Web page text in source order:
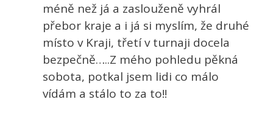
méně než já a zaslouženě vyhrál
přebor kraje a i já si myslím, že druhé
místo v Kraji, třetí v turnaji docela
bezpečně…..Z mého pohledu pěkná
sobota, potkal jsem lidi co málo
vídám a stálo to za to!!